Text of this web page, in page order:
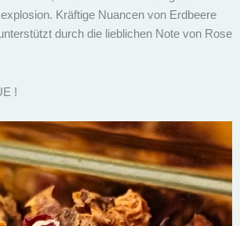
Kräftige Nuancen von Erdbeere
durch die lieblichen Note von Rose
!